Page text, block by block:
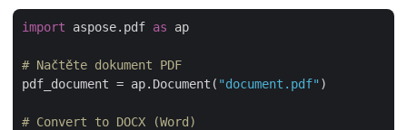
import aspose.pdf as ap
# Načtěte dokument PDF
pdf_document = ap.Document( "document.pdf" )
# Convert to DOCX (Word)